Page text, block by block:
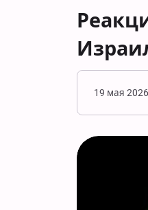
19 мая